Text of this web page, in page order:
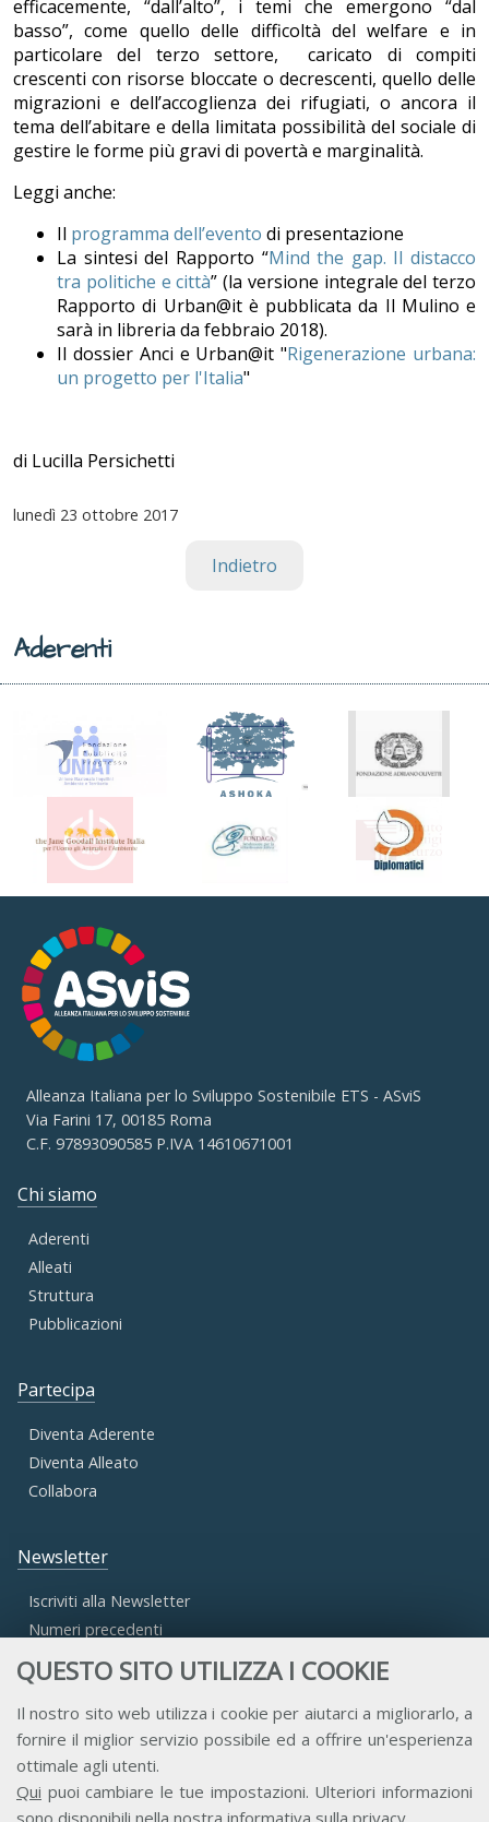
QUESTO SITO UTILIZZA I COOKIE
Il nostro sito web utilizza i cookie per aiutarci a migliorarlo, a
fornire il miglior servizio possibile ed a offrire un'esperienza
ottimale agli utenti.
Qui puoi cambiare le tue impostazioni. Ulteriori informazioni
sono disponibili nella nostra informativa sulla privacy
efficacemente, “dall’alto”, i temi che emergono “dal
basso”, come quello delle difficoltà del welfare e in
particolare del terzo settore, caricato di compiti
crescenti con risorse bloccate o decrescenti, quello delle
migrazioni e dell’accoglienza dei rifugiati, o ancora il
tema dell’abitare e della limitata possibilità del sociale di
gestire le forme più gravi di povertà e marginalità.
Leggi anche:
Il programma dell’evento di presentazione
La sintesi del Rapporto “Mind the gap. Il distacco
tra politiche e città” (la versione integrale del terzo
Rapporto di Urban@it è pubblicata da Il Mulino e
sarà in libreria da febbraio 2018).
Il dossier Anci e Urban@it "Rigenerazione urbana:
un progetto per l'Italia"
di Lucilla Persichetti
lunedì 23 ottobre 2017
Indietro
Aderenti
Alleanza Italiana per lo Sviluppo Sostenibile ETS - ASviS
Via Farini 17, 00185 Roma
C.F. 97893090585 P.IVA 14610671001
Chi siamo
Aderenti
Alleati
Struttura
Pubblicazioni
Partecipa
Diventa Aderente
Diventa Alleato
Collabora
Newsletter
Iscriviti alla Newsletter
Numeri precedenti
Accesso Aderenti
Accesso Consulta
Accesso Team